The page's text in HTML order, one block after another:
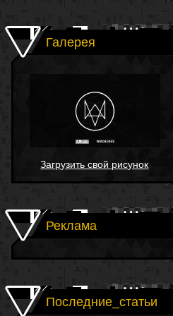
Галерея
Загрузить свой рисунок
Реклама
Последние_статьи